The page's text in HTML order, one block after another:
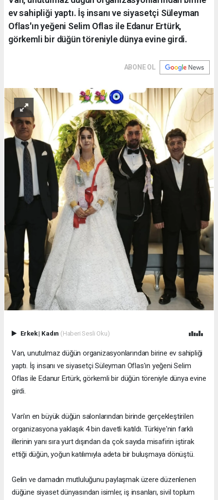
ev sahipliği yaptı. İş insanı ve siyasetçi Süleyman
Oflas'ın yeğeni Selim Oflas ile Edanur Ertürk,
görkemli bir düğün töreniyle dünya evine girdi.
ABONE OL
Erkek| Kadın (Haberi Sesli Oku)
Van, unutulmaz düğün organizasyonlarından birine ev sahipliği
yaptı. İş insanı ve siyasetçi Süleyman Oflas'ın yeğeni Selim
Oflas ile Edanur Ertürk, görkemli bir düğün töreniyle dünya evine
girdi.
Van'ın en büyük düğün salonlarından birinde gerçekleştirilen
organizasyona yaklaşık 4 bin davetli katıldı. Türkiye'nin farklı
illerinin yanı sıra yurt dışından da çok sayıda misafirin iştirak
ettiği düğün, yoğun katılımıyla adeta bir buluşmaya dönüştü.
Gelin ve damadın mutluluğunu paylaşmak üzere düzenlenen
düğüne siyaset dünyasından isimler, iş insanları, sivil toplum